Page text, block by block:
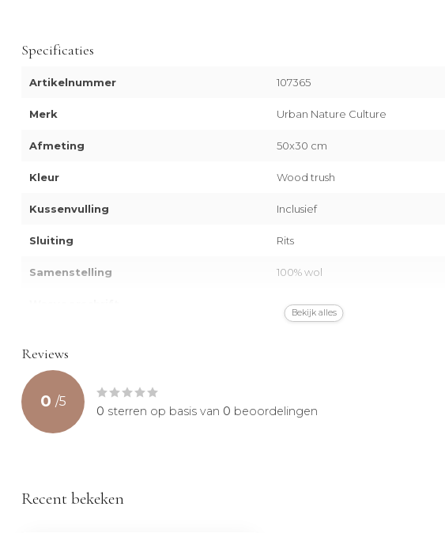
Specificaties
Artikelnummer 107365
Merk Urban Nature Culture
Afmeting 50x30 cm
Kleur Wood trush
Kussenvulling Inclusief
Sluiting Rits
Samenstelling 100% wol
Bekijk alles
Reviews
0 /5
0 sterren op basis van 0 beoordelingen
Recent bekeken